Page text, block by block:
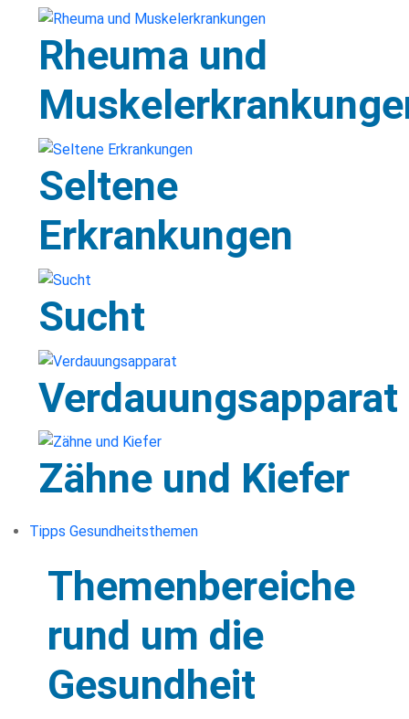
Rheuma und
Seltene
Erkrankungen
Sucht
Verdauungsapparat
Zähne und Kiefer
Tipps Gesundheitsthemen
Themenbereiche
rund um die
Gesundheit